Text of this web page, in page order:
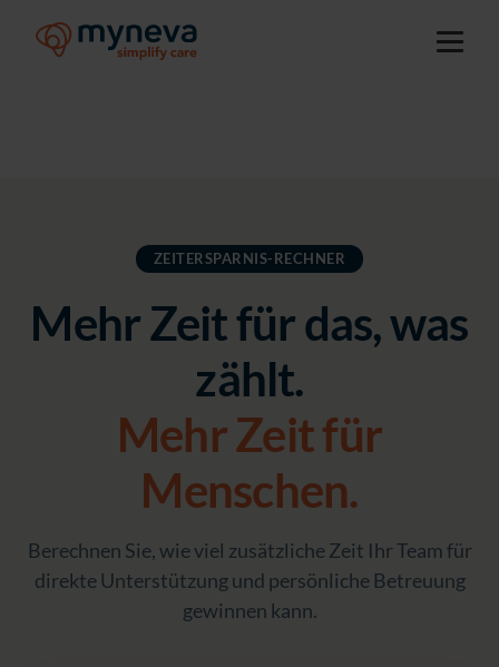
ZEITERSPARNIS-RECHNER
Mehr Zeit für das, was
zählt.
Mehr Zeit für
Menschen.
Berechnen Sie, wie viel zusätzliche Zeit Ihr Team für
direkte Unterstützung und persönliche Betreuung
gewinnen kann.